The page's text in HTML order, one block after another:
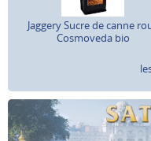
Jaggery Sucre de canne
Cosmoveda bio